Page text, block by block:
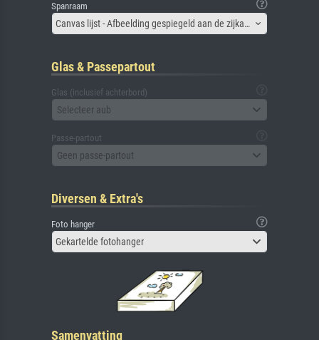
Spanraam
Canvas lijst - Afbeelding gespiegeld aan de zijkant
Glas & Passepartout
Glas (inclusief achterbord)
Selecteer aub
Passe-partout
Geen passe-partout
Diversen & Extra's
Foto hanger
Gekartelde fotohanger
Samenvatting